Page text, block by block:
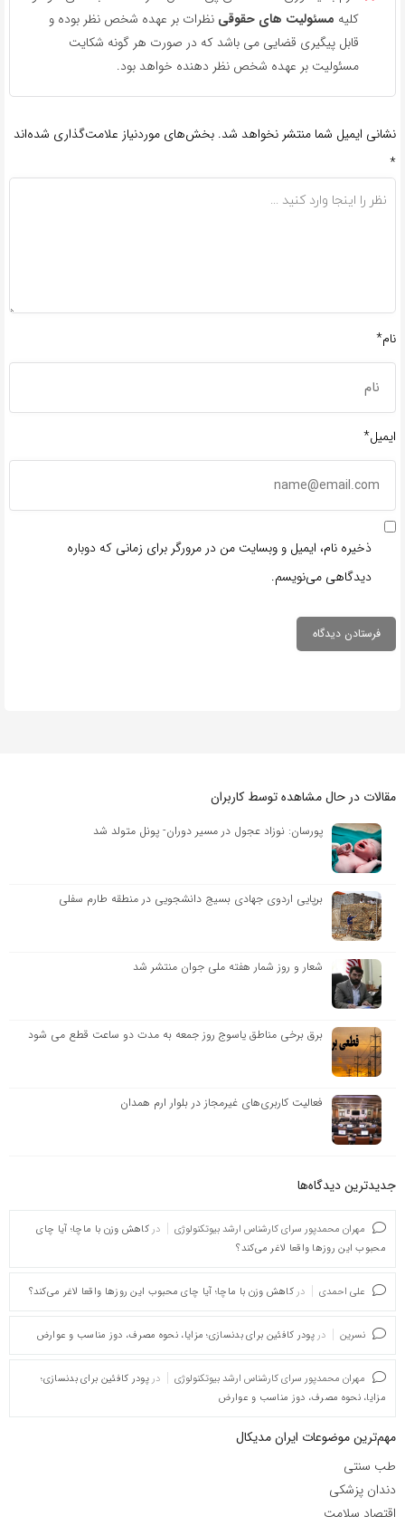
کلیه مسئولیت های حقوقی نظرات بر عهده شخص نظر بوده و
قابل پیگیری قضایی می باشد که در صورت هر گونه شکایت
مسئولیت بر عهده شخص نظر دهنده خواهد بود.
نشانی ایمیل شما منتشر نخواهد شد. بخش‌های موردنیاز علامت‌گذاری شده‌اند
*
نام*
ایمیل*
ذخیره نام، ایمیل و وبسایت من در مرورگر برای زمانی که دوباره
دیدگاهی می‌نویسم.
مقالات در حال مشاهده توسط کاربران
پورسان: نوزاد عجول در مسیر دوران- پونل متولد شد
برپایی اردوی جهادی بسیج دانشجویی در منطقه طارم سفلی
شعار و روز شمار هفته ملی جوان منتشر شد
برق برخی مناطق یاسوج روز جمعه به مدت دو ساعت قطع می شود
فعالیت کاربری‌های غیرمجاز در بلوار ارم همدان
جدیدترین دیدگاه‌‌ها
مهران محمدپور سرای کارشناس ارشد بیوتکنولوژی در کاهش وزن با ماچا؛ آیا چای
محبوب این روزها واقعا لاغر می‌کند؟
علی احمدی در کاهش وزن با ماچا؛ آیا چای محبوب این روزها واقعا لاغر می‌کند؟
نسرین در پودر کافئین برای بدنسازی؛ مزایا، نحوه مصرف، دوز مناسب و عوارض
مهران محمدپور سرای کارشناس ارشد بیوتکنولوژی در پودر کافئین برای بدنسازی؛
مزایا، نحوه مصرف، دوز مناسب و عوارض
مهم‌ترین موضوعات ایران مدیکال
طب سنتی
دندان پزشکی
اقتصاد سلامت